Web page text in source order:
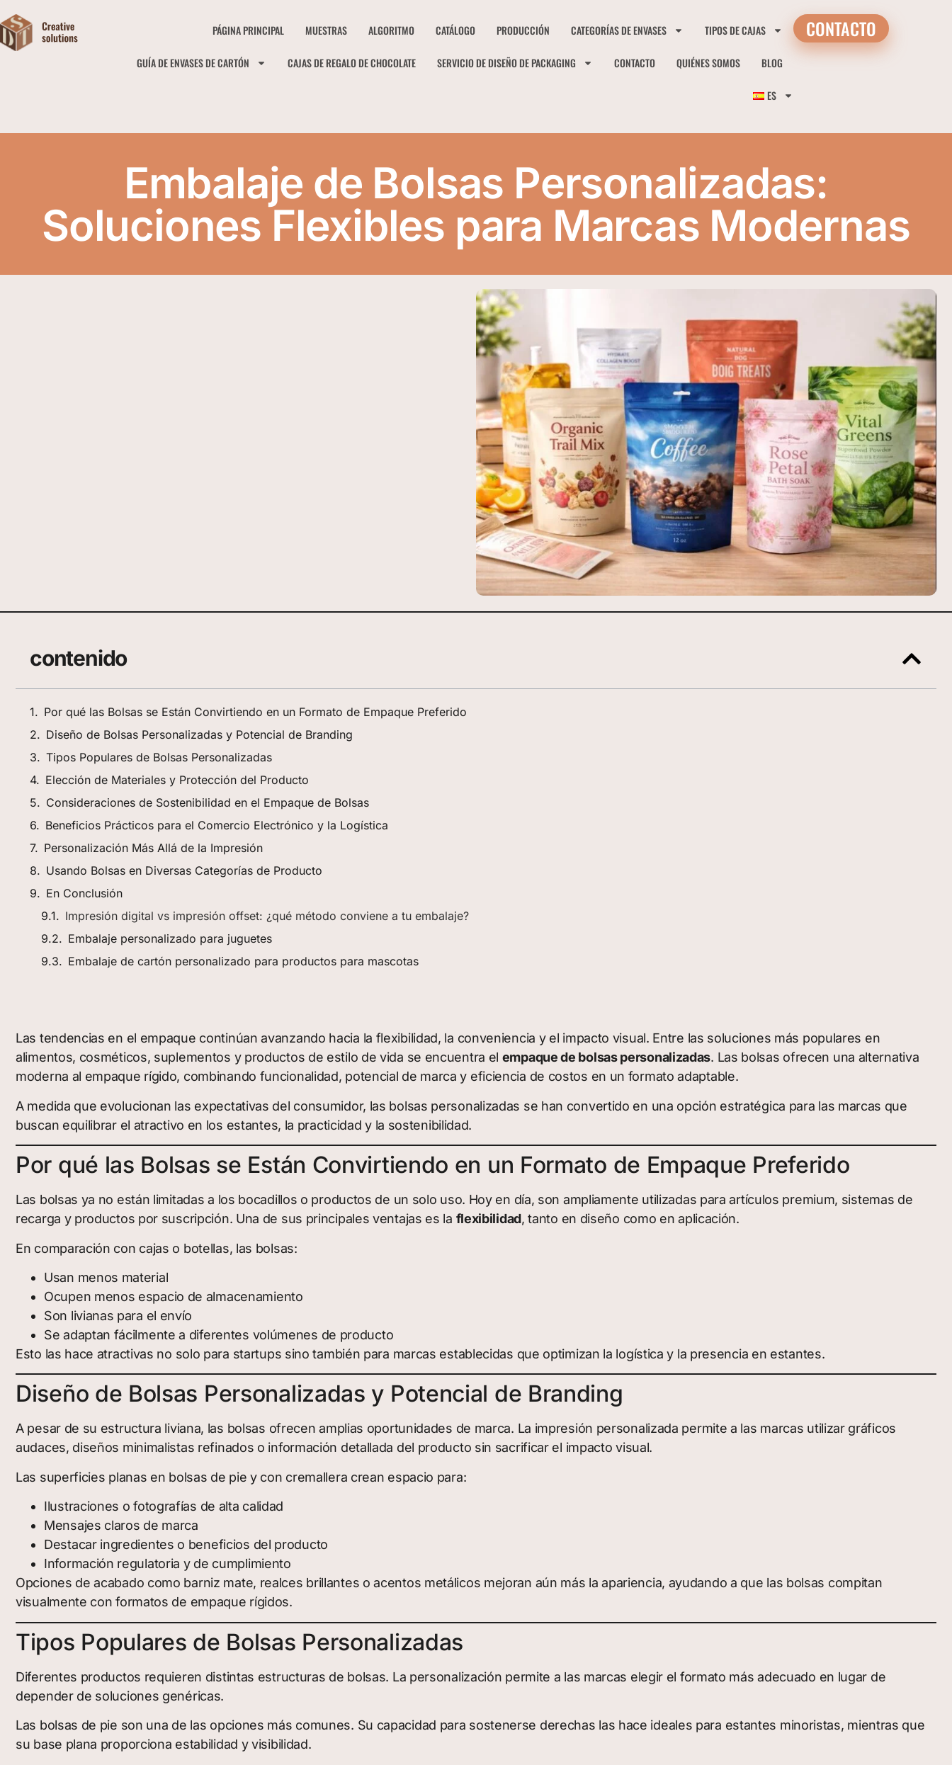
PÁGINA PRINCIPAL MUESTRAS ALGORITMO CATÁLOGO PRODUCCIÓN CATEGORÍAS DE ENVASES TIPOS DE CAJAS
GUÍA DE ENVASES DE CARTÓN CAJAS DE REGALO DE CHOCOLATE SERVICIO DE DISEÑO DE PACKAGING CONTACTO QUIÉNES SOMOS BLOG
ES
CONTACTO
Embalaje de Bolsas Personalizadas:
Soluciones Flexibles para Marcas Modernas
contenido
Por qué las Bolsas se Están Convirtiendo en un Formato de Empaque Preferido
Diseño de Bolsas Personalizadas y Potencial de Branding
Tipos Populares de Bolsas Personalizadas
Elección de Materiales y Protección del Producto
Consideraciones de Sostenibilidad en el Empaque de Bolsas
Beneficios Prácticos para el Comercio Electrónico y la Logística
Personalización Más Allá de la Impresión
Usando Bolsas en Diversas Categorías de Producto
En Conclusión
Impresión digital vs impresión offset: ¿qué método conviene a tu embalaje?
Embalaje personalizado para juguetes
Embalaje de cartón personalizado para productos para mascotas
Las tendencias en el empaque continúan avanzando hacia la flexibilidad, la conveniencia y el impacto visual. Entre las soluciones más populares en
alimentos, cosméticos, suplementos y productos de estilo de vida se encuentra el empaque de bolsas personalizadas. Las bolsas ofrecen una alternativa
moderna al empaque rígido, combinando funcionalidad, potencial de marca y eficiencia de costos en un formato adaptable.
A medida que evolucionan las expectativas del consumidor, las bolsas personalizadas se han convertido en una opción estratégica para las marcas que
buscan equilibrar el atractivo en los estantes, la practicidad y la sostenibilidad.
Por qué las Bolsas se Están Convirtiendo en un Formato de Empaque Preferido
Las bolsas ya no están limitadas a los bocadillos o productos de un solo uso. Hoy en día, son ampliamente utilizadas para artículos premium, sistemas de
recarga y productos por suscripción. Una de sus principales ventajas es la flexibilidad, tanto en diseño como en aplicación.
En comparación con cajas o botellas, las bolsas:
Usan menos material
Ocupen menos espacio de almacenamiento
Son livianas para el envío
Se adaptan fácilmente a diferentes volúmenes de producto
Esto las hace atractivas no solo para startups sino también para marcas establecidas que optimizan la logística y la presencia en estantes.
Diseño de Bolsas Personalizadas y Potencial de Branding
A pesar de su estructura liviana, las bolsas ofrecen amplias oportunidades de marca. La impresión personalizada permite a las marcas utilizar gráficos
audaces, diseños minimalistas refinados o información detallada del producto sin sacrificar el impacto visual.
Las superficies planas en bolsas de pie y con cremallera crean espacio para:
Ilustraciones o fotografías de alta calidad
Mensajes claros de marca
Destacar ingredientes o beneficios del producto
Información regulatoria y de cumplimiento
Opciones de acabado como barniz mate, realces brillantes o acentos metálicos mejoran aún más la apariencia, ayudando a que las bolsas compitan
visualmente con formatos de empaque rígidos.
Tipos Populares de Bolsas Personalizadas
Diferentes productos requieren distintas estructuras de bolsas. La personalización permite a las marcas elegir el formato más adecuado en lugar de
depender de soluciones genéricas.
Las bolsas de pie son una de las opciones más comunes. Su capacidad para sostenerse derechas las hace ideales para estantes minoristas, mientras que
su base plana proporciona estabilidad y visibilidad.